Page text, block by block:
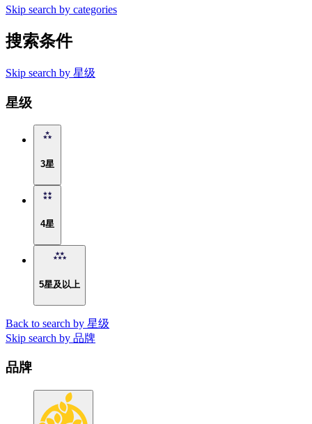
Skip search by categories
搜索条件
Skip search by 星级
星级
3星
4星
5星及以上
Back to search by 星级
Skip search by 品牌
品牌